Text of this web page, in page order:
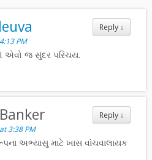
Reply ↓
PM
એવો જ સુંદર પરિચય.
Reply ↓
3:38 PM
અભ્યાસુ માટે ખાસ વાંચવાલાયક